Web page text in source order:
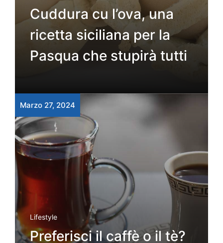
Cuddura cu l’ova, una
ricetta siciliana per la
Pasqua che stupirà tutti
Marzo 27, 2024
Lifestyle
Preferisci il caffè o il tè?